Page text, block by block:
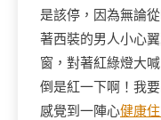
是該停，因為無論
著西裝的男人小心
窗，對著紅綠燈大
倒是紅一下啊！我
感覺到一陣心健康